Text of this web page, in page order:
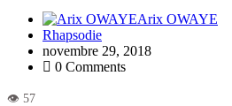
Arix OWAYE
Rhapsodie
novembre 29, 2018
0 Comments